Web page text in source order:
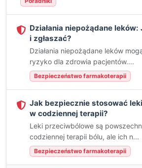
Działania niepożądane
i zgłaszać?
Działania niepożądane leków
ryzyko dla zdrowia pacjentów....
Bezpieczeństwo farmakoterapii
Jak bezpiecznie stosować
w codziennej terapii?
Leki przeciwbólowe są
codziennej terapii bólu, ale ich n...
Bezpieczeństwo farmakoterapii